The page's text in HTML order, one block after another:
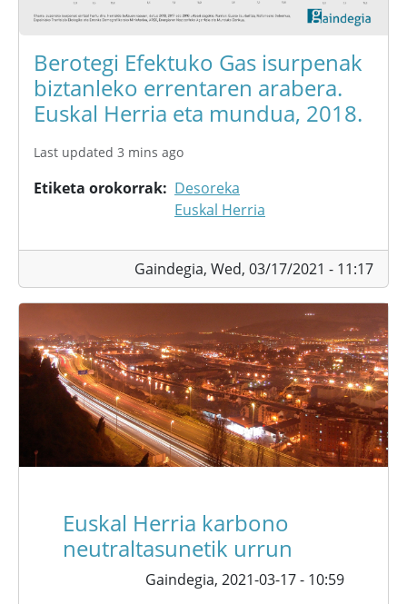
Berotegi Efektuko Gas isurpenak
biztanleko errentaren arabera.
Euskal Herria eta mundua, 2018.
Last updated 3 mins ago
Etiketa orokorrak
Desoreka
Euskal Herria
Gaindegia, Wed, 03/17/2021 - 11:17
Euskal Herria karbono
neutraltasunetik urrun
Gaindegia, 2021-03-17 - 10:59